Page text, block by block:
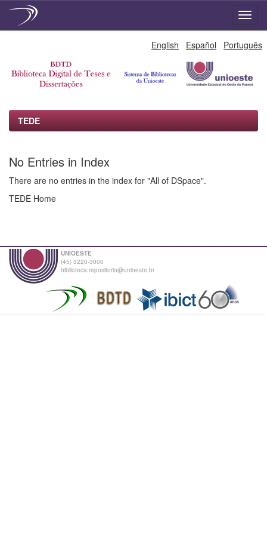
English Español Português
TEDE
No Entries in Index
There are no entries in the index for "All of DSpace".
TEDE Home
UNIOESTE
(45) 3220-3000
biblioteca.repositorio@unioeste.br